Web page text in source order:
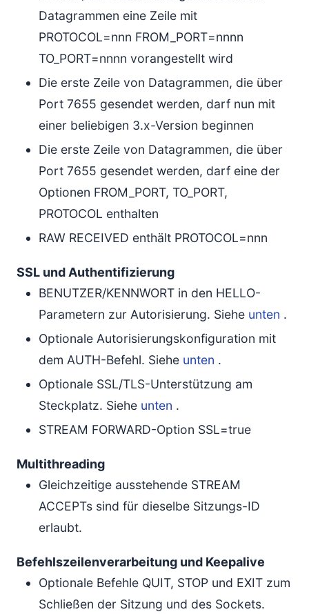
Datagrammen eine Zeile mit
PROTOCOL=nnn FROM_PORT=nnnn
TO_PORT=nnnn vorangestellt wird
Die erste Zeile von Datagrammen, die über
Port 7655 gesendet werden, darf nun mit
einer beliebigen 3.x-Version beginnen
Die erste Zeile von Datagrammen, die über
Port 7655 gesendet werden, darf eine der
Optionen FROM_PORT, TO_PORT,
PROTOCOL enthalten
RAW RECEIVED enthält PROTOCOL=nnn
SSL und Authentifizierung
BENUTZER/KENNWORT in den HELLO-
Parametern zur Autorisierung. Siehe unten .
Optionale Autorisierungskonfiguration mit
dem AUTH-Befehl. Siehe unten .
Optionale SSL/TLS-Unterstützung am
Steckplatz. Siehe unten .
STREAM FORWARD-Option SSL=true
Multithreading
Gleichzeitige ausstehende STREAM
ACCEPTs sind für dieselbe Sitzungs-ID
erlaubt.
Befehlszeilenverarbeitung und Keepalive
Optionale Befehle QUIT, STOP und EXIT zum
Schließen der Sitzung und des Sockets.